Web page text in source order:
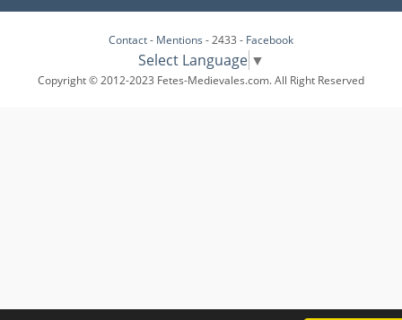
Contact- Mentions - 2433 - Facebook
Select Language ▼
Copyright © 2012-2023 Fetes-Medievales.com. All Right Reserved